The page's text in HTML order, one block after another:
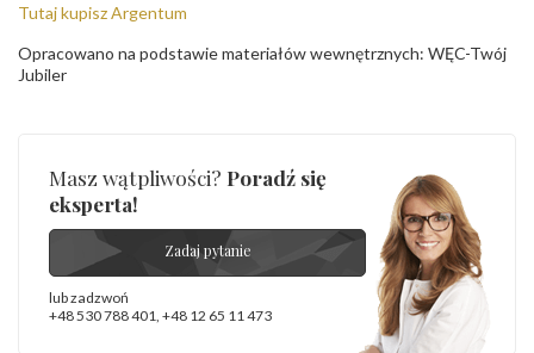
Tutaj kupisz Argentum
Opracowano na podstawie materiałów wewnętrznych: WĘC-Twój
Jubiler
Masz wątpliwości? Poradź się
eksperta!
Zadaj pytanie
lub zadzwoń
+48 530 788 401 +48 12 65 11 473